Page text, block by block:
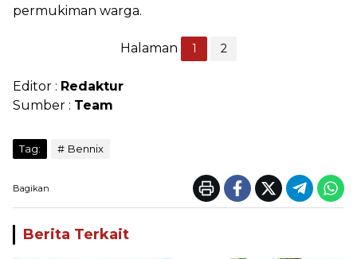
permukiman warga.
Halaman 1 2
Editor : Redaktur
Sumber : Team
Tag: Bennix
Bagikan
Berita Terkait